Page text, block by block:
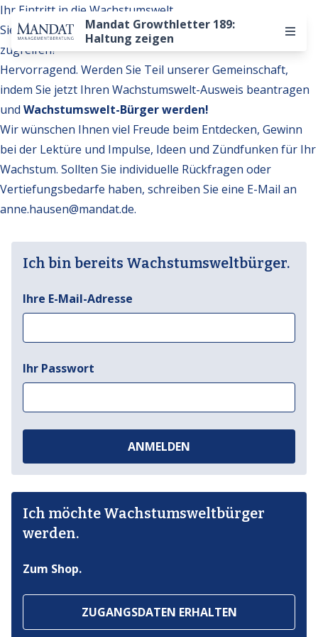
Mandat Growthletter 189:
Haltung zeigen
Ihr Eintritt in die Wachstumswelt
Sie möchten auf weitere Inhalte der Wachstumswelt
zugreifen?
Hervorragend. Werden Sie Teil unserer Gemeinschaft,
indem Sie jetzt Ihren Wachstumswelt-Ausweis beantragen
und Wachstumswelt-Bürger werden!
Wir wünschen Ihnen viel Freude beim Entdecken, Gewinn
bei der Lektüre und Impulse, Ideen und Zündfunken für Ihr
Wachstum. Sollten Sie individuelle Rückfragen oder
Vertiefungsbedarfe haben, schreiben Sie eine E-Mail an
anne.hausen@mandat.de.
Ich bin bereits Wachstumsweltbürger.
Ihre E-Mail-Adresse
Ihr Passwort
ANMELDEN
Ich möchte Wachstumsweltbürger
werden.
Zum Shop.
ZUGANGSDATEN ERHALTEN